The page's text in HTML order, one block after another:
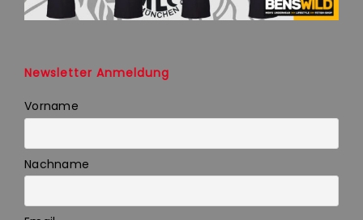
Newsletter Anmeldung
Vorname
Nachname